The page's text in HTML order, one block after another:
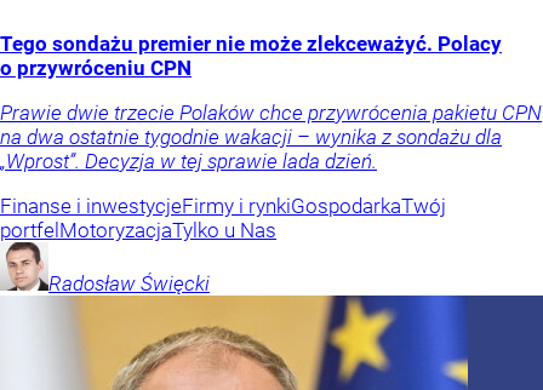
Tego sondażu premier nie może zlekceważyć. Polacy
o przywróceniu CPN
Prawie dwie trzecie Polaków chce przywrócenia pakietu CPN
na dwa ostatnie tygodnie wakacji – wynika z sondażu dla
„Wprost”. Decyzja w tej sprawie lada dzień.
Finanse i inwestycjeFirmy i rynkiGospodarkaTwój
portfelMotoryzacjaTylko u Nas
Radosław Święcki